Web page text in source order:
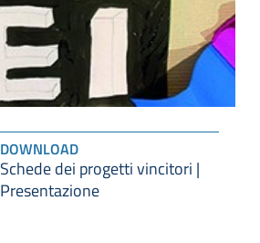
DOWNLOAD
Schede dei progetti vincitori |
Presentazione